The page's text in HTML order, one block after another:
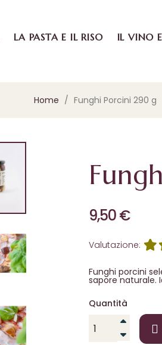
LA PASTA E IL RISO IL VINO
Home Funghi Porcini 290 g
9,50 €
Valutazione:
Funghi porcini
sapore naturale.
Quantità